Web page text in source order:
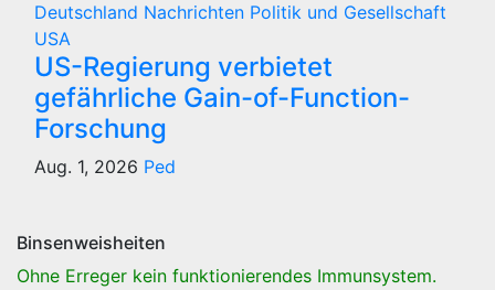
Deutschland Nachrichten Politik und Gesellschaft
USA
US-Regierung verbietet
gefährliche Gain-of-Function-
Forschung
Aug. 1, 2026 Ped
Binsenweisheiten
Ohne Erreger kein funktionierendes Immunsystem.